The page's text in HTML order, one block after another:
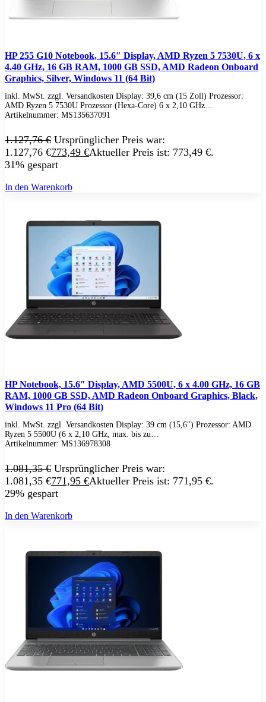
Business Captiva
Advanced Gaming Captiva
Fractal Design
Dell PC
Alle Dell PCs anzeigen
DELL Workstations
Fujitsu PC
HP PC
Alle HP PCs anzeigen
HP Workstations
HP PC Zubehör
Hyrican PC
Lenovo PC
Alle Lenovo PCs anzeigen
IdeaCentre All-in-One
IdeaCentre Multimedia
Y-/LEGION Gaming PCs
ThinkCentre
ThinkStation
Medion PC
Msi PC
MSI Cubi
MSI PRO DP
MSI Desktop & Gaming PC
Zotac PC
PC-Hardware
Arbeitsspeicher (RAM)
Festplatten
Grafikkarten
Kühlung
Laufwerke
Netzteile
Gaming
Gaming Laptops
Acer Gaming Laptops
Acer Nitro Gaming
Acer Predator Gaming
Asus Gaming
Asus ROG Gaming
Asus TUF Gaming
HP Gaming Laptops
Omen Gaming Laptop
Victus Gaming Laptop
Lenovo Gaming
HP 255 G10 Notebook, 15.6″ Display, AMD Ryzen 5 7530U, 6 x
4.40 GHz, 16 GB RAM, 1000 GB SSD, AMD Radeon Onboard
Graphics, Silver, Windows 11 (64 Bit)
inkl. MwSt. zzgl. Versandkosten Display: 39,6 cm (15 Zoll) Prozessor:
AMD Ryzen 5 7530U Prozessor (Hexa-Core) 6 x 2,10 GHz…
Artikelnummer: MS135637091
1.127,76€ Ursprünglicher Preis war:
1.127,76 €773,49 €Aktueller Preis ist: 773,49 €.
31% gespart
In den Warenkorb
HP Notebook, 15.6″ Display, AMD 5500U, 6 x 4.00 GHz, 16 GB
RAM, 1000 GB SSD, AMD Radeon Onboard Graphics, Black,
Windows 11 Pro (64 Bit)
inkl. MwSt. zzgl. Versandkosten Display: 39 cm (15,6″) Prozessor: AMD
Ryzen 5 5500U (6 x 2,10 GHz, max. bis zu…
Artikelnummer: MS136978308
1.081,35€ Ursprünglicher Preis war:
1.081,35 €771,95 €Aktueller Preis ist: 771,95 €.
29% gespart
In den Warenkorb